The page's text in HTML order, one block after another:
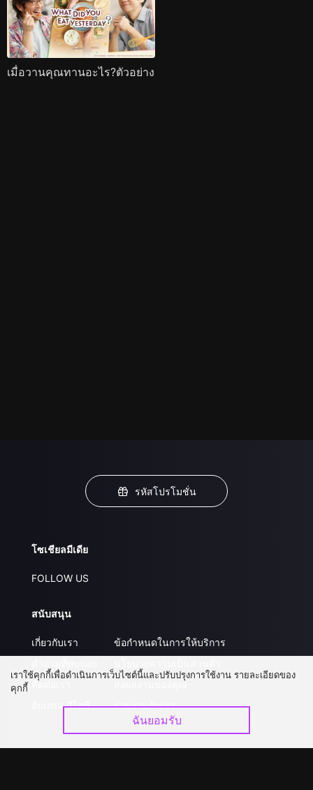
เมื่อวานคุณทานอะไร?ตัวอย่าง
รหัสโปรโมชั่น
โซเชียลมีเดีย
FOLLOW US
สนับสนุน
เกี่ยวกับเรา
ติดต่อเรา
อัปเกรด วีไอพี
ข้อกำหนดในการให้บริการ
ส่งผลงานของคุณ
ร่วมงานกับเรา
เราใช้คุกกี้เพื่อดำเนินการเว็บไซต์นี้และปรับปรุงการใช้งาน รายละเอียดของ
คุกกี้
ฉันยอมรับ